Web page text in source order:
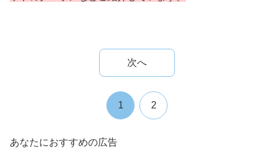
次へ
1 2
あなたにおすすめの広告